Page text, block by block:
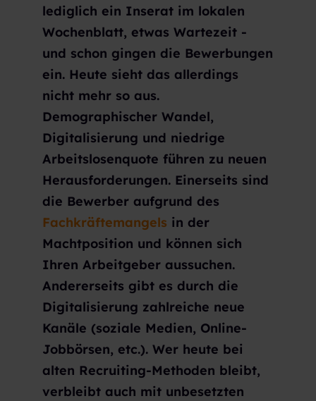
lediglich ein Inserat im lokalen
Wochenblatt, etwas Wartezeit -
und schon gingen die Bewerbungen
ein. Heute sieht das allerdings
nicht mehr so aus.
Demographischer Wandel,
Digitalisierung und niedrige
Arbeitslosenquote führen zu neuen
Herausforderungen. Einerseits sind
die Bewerber aufgrund des
Fachkräftemangels in der
Machtposition und können sich
Ihren Arbeitgeber aussuchen.
Andererseits gibt es durch die
Digitalisierung zahlreiche neue
Kanäle (soziale Medien, Online-
Jobbörsen, etc.). Wer heute bei
alten Recruiting-Methoden bleibt,
verbleibt auch mit unbesetzten